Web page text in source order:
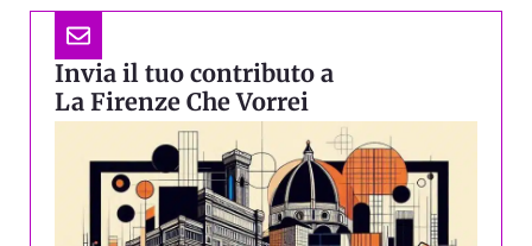
Invia il tuo contributo a
La Firenze Che Vorrei